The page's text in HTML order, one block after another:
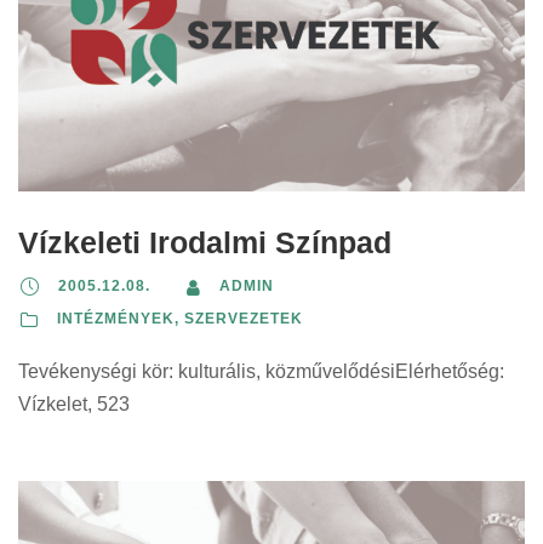
Vízkeleti Irodalmi Színpad
2005.12.08.
ADMIN
INTÉZMÉNYEK, SZERVEZETEK
Tevékenységi kör: kulturális, közművelődésiElérhetőség:
Vízkelet, 523